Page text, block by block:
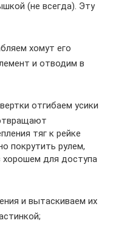
(не всегда). Эту
хомут его
и отводим в
отгибаем усики
тяг к рейке
покрутить рулем,
хорошем для доступа
и вытаскиваем их